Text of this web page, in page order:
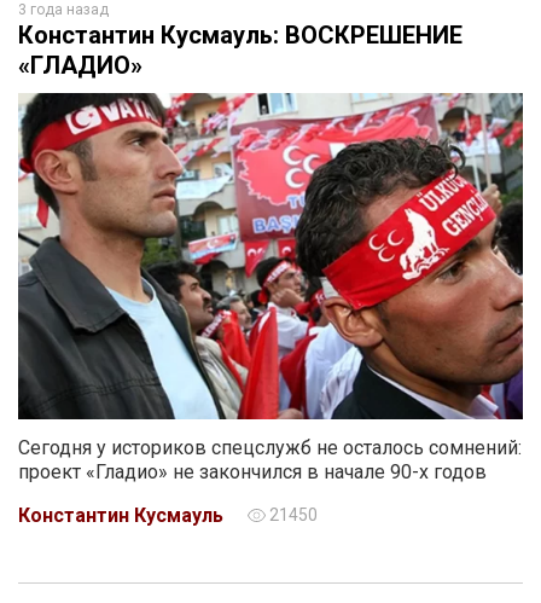
3 года назад
Константин Кусмауль: ВОСКРЕШЕНИЕ
«ГЛАДИО»
Сегодня у историков спецслужб не осталось сомнений:
проект «Гладио» не закончился в начале 90-х годов
Константин Кусмауль
21450